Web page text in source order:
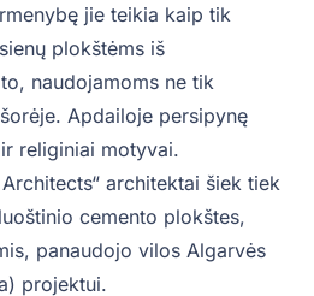
jie teikia kaip tik
plokštėms iš
naudojamoms ne tik
Apdailoje persipynę
religiniai motyvai.
architektai šiek tiek
cemento plokštes,
panaudojo vilos Algarvės
projektui.